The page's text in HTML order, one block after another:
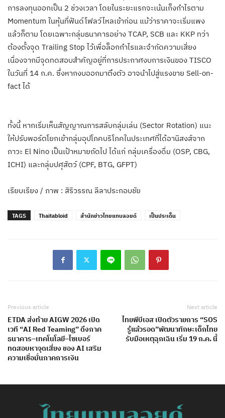
การลงทุนออกเป็น 2 ช่วงเวลา โดยในระยะแรกจะเน้นเก็งกำไรตาม
Momentum ในหุ้นที่ฟันด์โฟลว์ไหลเข้าก่อน แม้ว่าราคาจะเริ่มแพง
แล้วก็ตาม โดยเฉพาะกลุ่มธนาคารอย่าง TCAP, SCB และ KKP ทว่า
ต้องตั้งจุด Trailing Stop ไว้เพื่อล็อกกำไรและจำกัดความเสี่ยง
เนื่องจากมีจุดทดสอบสำคัญอยู่ที่การประกาศงบการเงินของ TISCO
ในวันที่ 14 ก.ค. ซึ่งหากงบออกมาตึงตัว อาจนำไปสู่แรงขาย Sell-on-
fact ได้
ทั้งนี้ หากเริ่มเห็นสัญญาณการสลับกลุ่มเล่น (Sector Rotation) แนะ
ให้ปรับพอร์ตโยกเข้ากลุ่มอุปโภคบริโภคในประเทศที่ได้อานิสงส์จาก
ภาวะ El Nino เป็นเป้าหมายถัดไป ได้แก่ กลุ่มเครื่องดื่ม (OSP, CBG,
ICHI) และกลุ่มปศุสัตว์ (CPF, BTG, GFPT)
เรียบเรียง / ภาพ : สิริวรรณ ลีลาประกอบชัย
TAGS Thaitabloid สำนักข่าวไทยแทบลอยด์ เป็นประเด็น
Previous article
ETDA ส่งท้าย AIGW 2026 เปิด
เวที “AI Red Teaming” ดึงภาค
ธนาคาร–เทคโนโลยี–ไซเบอร์
ทดสอบหาจุดเสี่ยง ของ AI เสริม
ความเชื่อมั่นภาคการเงิน
Next article
ไทยพีบีเอส เปิดตัวรายการ “SOS
รู้แล้วรอด”พัฒนาทักษะเด็กไทย
รับมือเหตุฉุกเฉิน เริ่ม 19 ก.ค. นี้